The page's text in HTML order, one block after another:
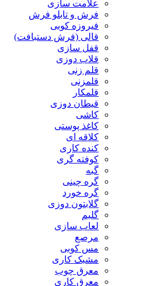
علامت سازی
فرش و تابلو فرش
فیروزه کوبی
قالی (فرش دستبافت)
قفل سازی
قلاب دوزی
قلم زنی
قلمزنی
قلمکار
قیطان دوزی
کاشی
کاغذ پوستی
کلاقه ای
کنده کاری
کوفته گری
گبه
گره چینی
گره خورد
گلابتون دوزی
گلیم
لعاب سازی
مرصع
مس کوبی
مشبک کاری
معرق چوب
معرق کاری